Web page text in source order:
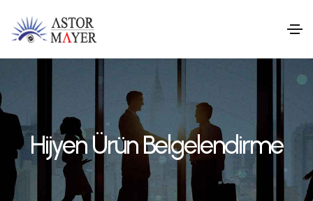
Hijyen Ürün Belgelendirme